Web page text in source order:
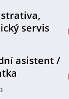
servis
asistent /